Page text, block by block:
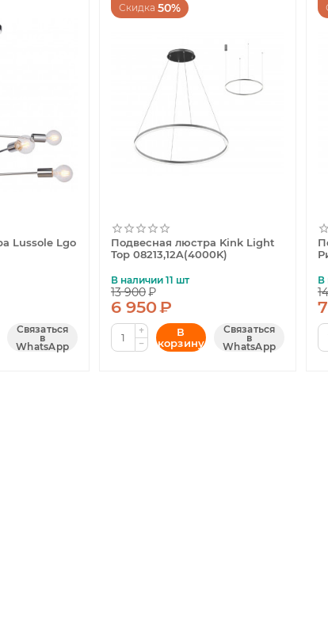
Lussole Lgo
Связаться
в
WhatsApp
Скидка 50%
Подвесная люстра Kink Light
Тор 08213,12A(4000K)
В наличии 11 шт
13 900₽
6 950₽
+
−
В
корзину
Связаться
в
WhatsApp
В